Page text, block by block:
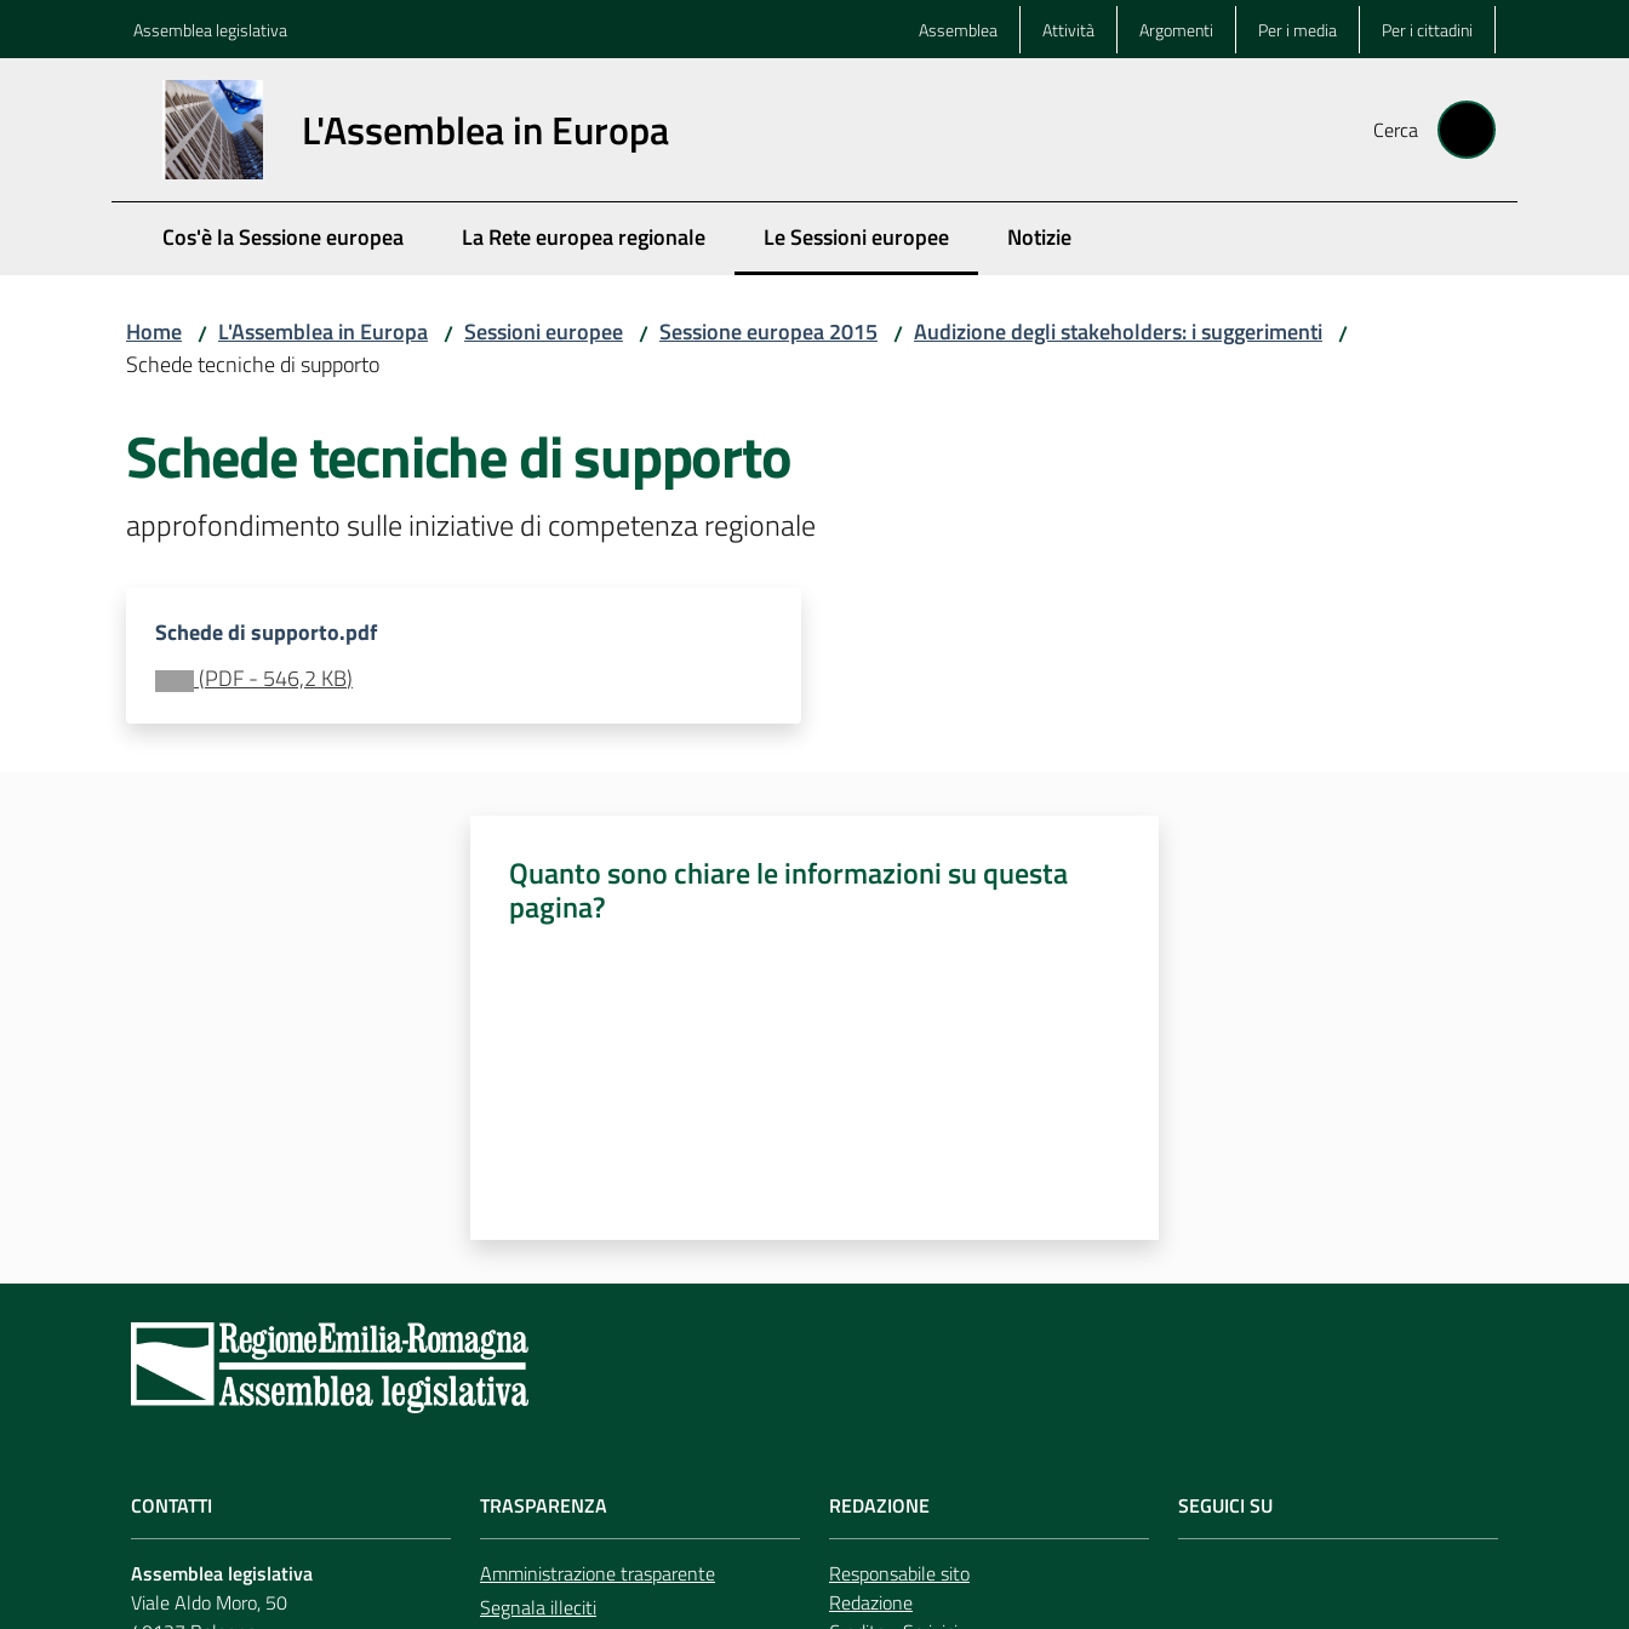
Assemblea legislativa Assemblea Attività Argomenti Per i media Per i cittadini
L'Assemblea in Europa Cerca
Cos'è la Sessione europea La Rete europea regionale Le Sessioni europee
Menu selezionato Notizie
Home / L'Assemblea in Europa / Sessioni europee / Sessione europea 2015 / Audizione degli stakeholders: i suggerimenti /
Schede tecniche di supporto
Schede tecniche di supporto
approfondimento sulle iniziative di competenza regionale
Schede di supporto.pdf
(PDF- 546,2 KB)
Quanto sono chiare le informazioni su questa
pagina?
CONTATTI
Assemblea legislativa
Viale Aldo Moro, 50
TRASPARENZA
Amministrazione trasparente
Segnala illeciti
REDAZIONE
Responsabile sito
Redazione
SEGUICI SU